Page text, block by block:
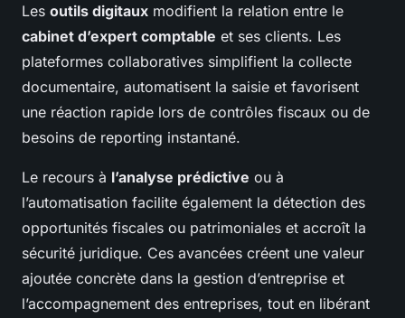
Les outils digitaux modifient la relation entre le
cabinet d’expert comptable et ses clients. Les
plateformes collaboratives simplifient la collecte
documentaire, automatisent la saisie et favorisent
une réaction rapide lors de contrôles fiscaux ou de
besoins de reporting instantané.
Le recours à l’analyse prédictive ou à
l’automatisation facilite également la détection des
opportunités fiscales ou patrimoniales et accroît la
sécurité juridique. Ces avancées créent une valeur
ajoutée concrète dans la gestion d’entreprise et
l’accompagnement des entreprises, tout en libérant